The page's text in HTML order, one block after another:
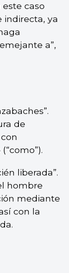
este caso
indirecta, ya
a”,
de
liberada”.
hombre
mediante
con la